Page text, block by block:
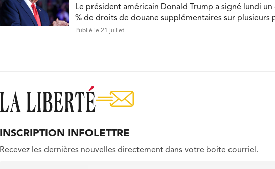
Le président américain Donald Trump a signé lundi
% de droits de douane supplémentaires sur plusieurs
Publié le 21 juillet
INSCRIPTION INFOLETTRE
Recevez les dernières nouvelles directement dans votre boite courriel.